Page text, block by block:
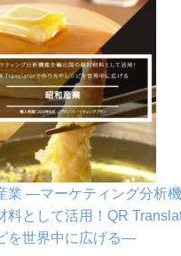
業 ―マーケティング分析
料として活用！QR
を世界中に広げる―